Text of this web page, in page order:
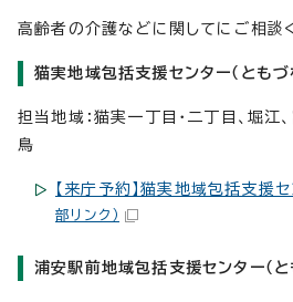
高齢者の介護などに関してにご相談
猫実地域包括支援センター（ともづ
担当地域：猫実一丁目・二丁目、堀江
鳥
【来庁予約】猫実地域包括支援セ
部リンク）
浦安駅前地域包括支援センター（